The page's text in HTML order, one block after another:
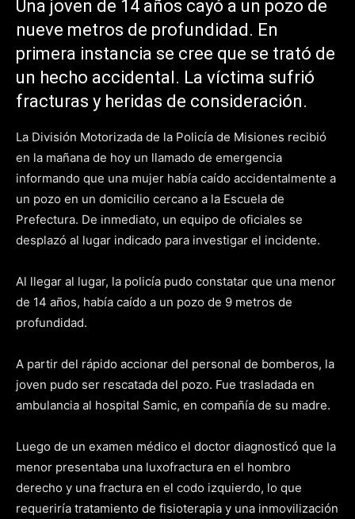
Una joven de 14 años cayó a un pozo de
nueve metros de profundidad. En
primera instancia se cree que se trató de
un hecho accidental. La víctima sufrió
fracturas y heridas de consideración.
La División Motorizada de la Policía de Misiones recibió
en la mañana de hoy un llamado de emergencia
informando que una mujer había caído accidentalmente a
un pozo en un domicilio cercano a la Escuela de
Prefectura. De inmediato, un equipo de oficiales se
desplazó al lugar indicado para investigar el incidente.
Al llegar al lugar, la policía pudo constatar que una menor
de 14 años, había caído a un pozo de 9 metros de
profundidad.
A partir del rápido accionar del personal de bomberos, la
joven pudo ser rescatada del pozo. Fue trasladada en
ambulancia al hospital Samic, en compañía de su madre.
Luego de un examen médico el doctor diagnosticó que la
menor presentaba una luxofractura en el hombro
derecho y una fractura en el codo izquierdo, lo que
requeriría tratamiento de fisioterapia y una inmovilización